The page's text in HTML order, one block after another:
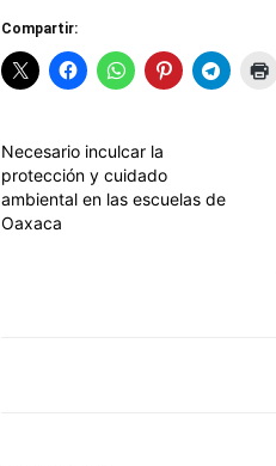
Compartir:
Necesario inculcar la
protección y cuidado
ambiental en las escuelas de
Oaxaca